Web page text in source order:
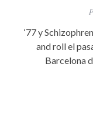
‘77 y
and roll el
Barcelona